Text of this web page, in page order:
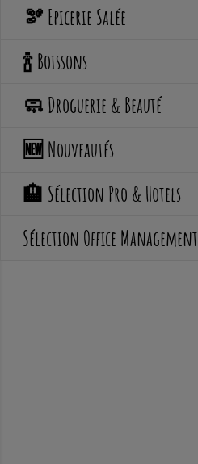
🫘 Epicerie Salée
🍾 Boissons
🧼 Droguerie & Beauté
🆕 Nouveautés
🏨 Sélection Pro & Hotels
Sélection Office Management